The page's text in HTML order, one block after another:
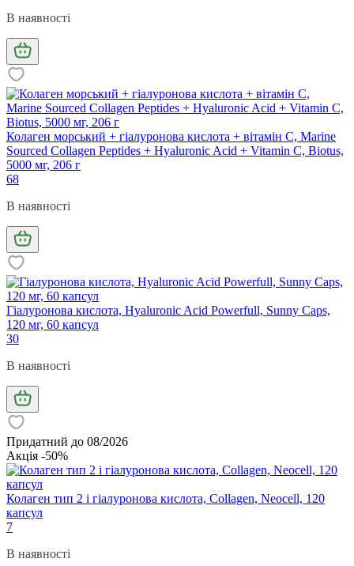
В наявності
Колаген морський + гіалуронова кислота + вітамін С, Marine
Sourced Collagen Peptides + Hyaluronic Acid + Vitamin C, Biotus,
5000 мг, 206 г
68
В наявності
Гіалуронова кислота, Hyaluronic Acid Powerfull, Sunny Caps,
120 мг, 60 капсул
30
В наявності
Придатний до 08/2026
Акція -50%
Колаген тип 2 і гіалуронова кислота, Collagen, Neocell, 120
капсул
7
В наявності